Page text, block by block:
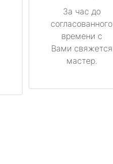
За час до
согласованного
времени с
Вами свяжется
мастер.